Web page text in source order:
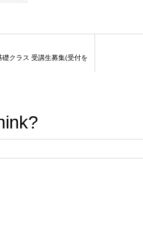
クラス 受講生募集(受付を